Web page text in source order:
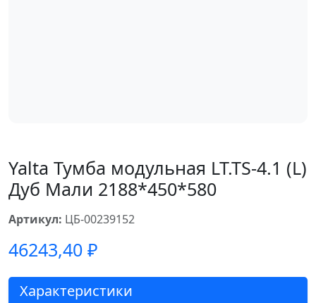
Yalta Тумба модульная LT.TS-4.1 (L)
Дуб Мали 2188*450*580
Артикул: ЦБ-00239152
46243,40 ₽
Характеристики